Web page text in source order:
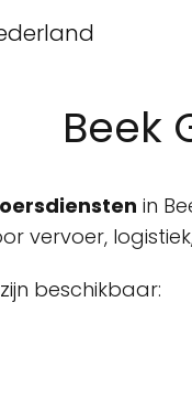
Beek
in
vervoer,
beschikbaar: